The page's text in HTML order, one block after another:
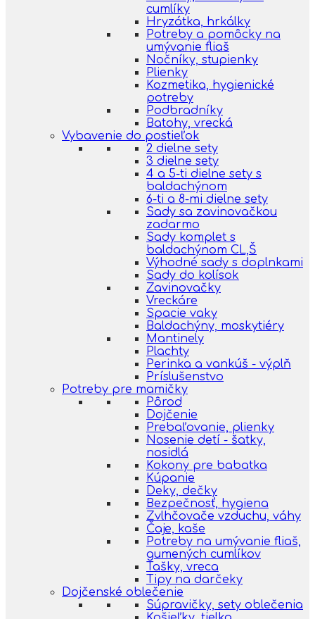
cumlíky
Hryzátka, hrkálky
Potreby a pomôcky na
umývanie fliaš
Nočníky, stupienky
Plienky
Kozmetika, hygienické
potreby
Podbradníky
Batohy, vrecká
Vybavenie do postieľok
2 dielne sety
3 dielne sety
4 a 5-ti dielne sety s
baldachýnom
6-ti a 8-mi dielne sety
Sady sa zavinovačkou
zadarmo
Sady komplet s
baldachýnom CL,Š
Výhodné sady s doplnkami
Sady do kolísok
Zavinovačky
Vreckáre
Spacie vaky
Baldachýny, moskytiéry
Mantinely
Plachty
Perinka a vankúš - výplň
Príslušenstvo
Potreby pre mamičky
Pôrod
Dojčenie
Prebaľovanie, plienky
Nosenie detí - šatky,
nosidlá
Kokony pre babatka
Kúpanie
Deky, dečky
Bezpečnosť, hygiena
Zvlhčovače vzduchu, váhy
Čaje, kaše
Potreby na umývanie fliaš,
gumených cumlíkov
Tašky, vreca
Tipy na darčeky
Dojčenské oblečenie
Súpravičky, sety oblečenia